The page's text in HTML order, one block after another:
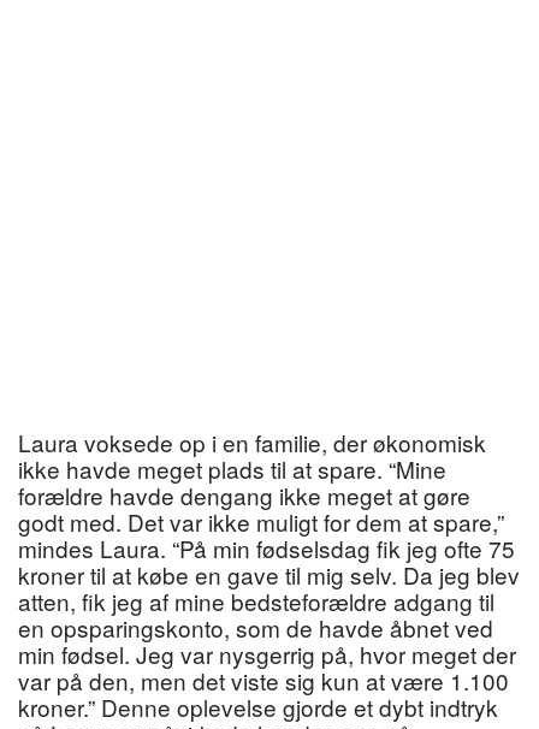
Laura voksede op i en familie, der økonomisk
ikke havde meget plads til at spare. “Mine
forældre havde dengang ikke meget at gøre
godt med. Det var ikke muligt for dem at spare,”
mindes Laura. “På min fødselsdag fik jeg ofte 75
kroner til at købe en gave til mig selv. Da jeg blev
atten, fik jeg af mine bedsteforældre adgang til
en opsparingskonto, som de havde åbnet ved
min fødsel. Jeg var nysgerrig på, hvor meget der
var på den, men det viste sig kun at være 1.100
kroner.” Denne oplevelse gjorde et dybt indtryk